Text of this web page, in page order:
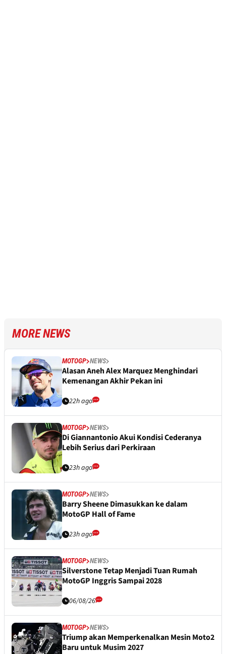
MORE NEWS
MOTOGP NEWS
Alasan Aneh Alex Marquez Menghindari
Kemenangan Akhir Pekan ini
22h ago
MOTOGP NEWS
Di Giannantonio Akui Kondisi Cederanya
Lebih Serius dari Perkiraan
23h ago
MOTOGP NEWS
Barry Sheene Dimasukkan ke dalam
MotoGP Hall of Fame
23h ago
MOTOGP NEWS
Silverstone Tetap Menjadi Tuan Rumah
MotoGP Inggris Sampai 2028
06/08/26
MOTOGP NEWS
Triump akan Memperkenalkan Mesin Moto2
Baru untuk Musim 2027